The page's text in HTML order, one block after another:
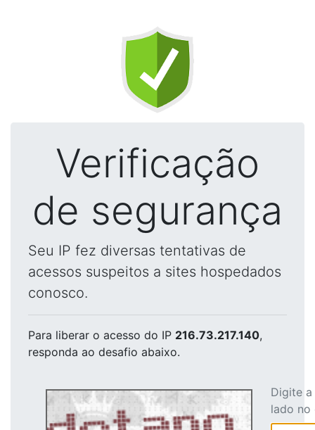
Verificação
de segurança
Seu IP fez diversas tentativas de
acessos suspeitos a sites hospedados
conosco.
Para liberar o acesso do IP 216.73.217.140,
responda ao desafio abaixo.
Digite
lado no